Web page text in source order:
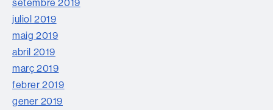
juliol 2019
maig 2019
abril 2019
març 2019
febrer 2019
gener 2019